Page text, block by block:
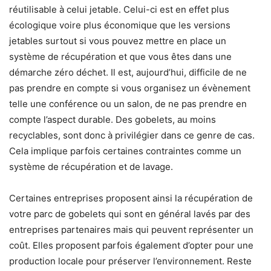
réutilisable à celui jetable. Celui-ci est en effet plus
écologique voire plus économique que les versions
jetables surtout si vous pouvez mettre en place un
système de récupération et que vous êtes dans une
démarche zéro déchet. Il est, aujourd’hui, difficile de ne
pas prendre en compte si vous organisez un évènement
telle une conférence ou un salon, de ne pas prendre en
compte l’aspect durable. Des gobelets, au moins
recyclables, sont donc à privilégier dans ce genre de cas.
Cela implique parfois certaines contraintes comme un
système de récupération et de lavage.
Certaines entreprises proposent ainsi la récupération de
votre parc de gobelets qui sont en général lavés par des
entreprises partenaires mais qui peuvent représenter un
coût. Elles proposent parfois également d’opter pour une
production locale pour préserver l’environnement. Reste